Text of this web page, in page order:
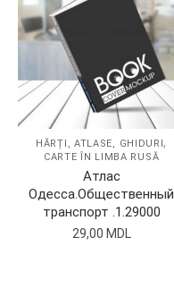
HĂRȚI, ATLASE, GHIDURI,
CARTE ÎN LIMBA RUSĂ
Атлас
Одесса.Общественный
транспорт .1.29000
29,00 MDL